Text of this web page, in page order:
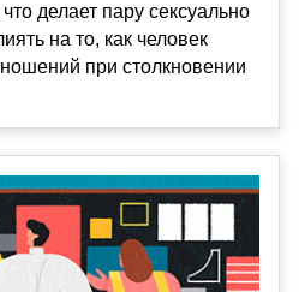
делает пару сексуально
на то, как человек
при столкновении